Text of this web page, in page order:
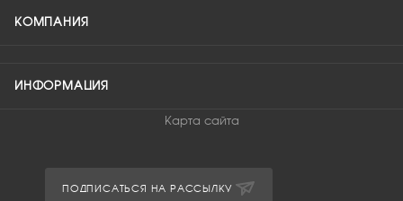
КОМПАНИЯ
ИНФОРМАЦИЯ
Карта сайта
ПОДПИСАТЬСЯ НА РАССЫЛКУ